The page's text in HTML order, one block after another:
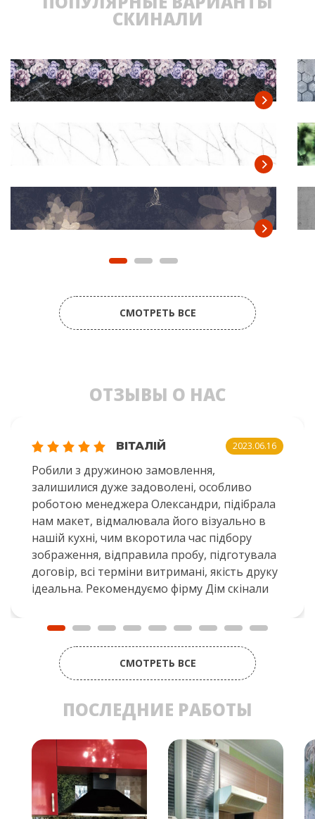
СКИНАЛИ
СМОТРЕТЬ ВСЕ
ОТЗЫВЫ О НАС
ВІТАЛІЙ 2023.06.16
Робили з дружиною замовлення,
залишилися дуже задоволені, особливо
роботою менеджера Олександри, підібрала
нам макет, відмалювала його візуально в
нашій кухні, чим вкоротила час підбору
зображення, відправила пробу, підготувала
договір, всі терміни витримані, якість друку
ідеальна. Рекомендуємо фірму Дім скінали
СМОТРЕТЬ ВСЕ
ПОСЛЕДНИЕ РАБОТЫ